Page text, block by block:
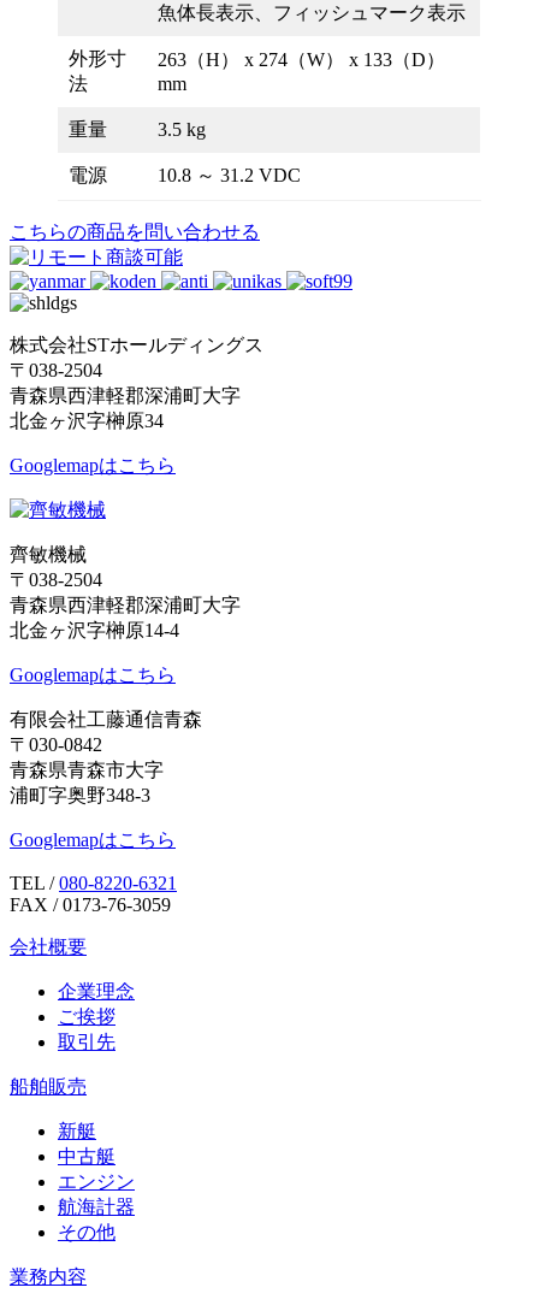
魚体長表示、フィッシュマーク表示
外形寸
法
263（H） x 274（W） x 133（D）
mm
重量 3.5 kg
電源 10.8 ～ 31.2 VDC
こちらの商品を問い合わせる
株式会社STホールディングス
〒038-2504
青森県西津軽郡深浦町大字
北金ヶ沢字榊原34
Googlemapはこちら
齊敏機械
〒038-2504
青森県西津軽郡深浦町大字
北金ヶ沢字榊原14-4
Googlemapはこちら
有限会社工藤通信青森
〒030-0842
青森県青森市大字
浦町字奥野348-3
Googlemapはこちら
TEL /080-8220-6321
FAX / 0173-76-3059
会社概要
企業理念
ご挨拶
取引先
船舶販売
新艇
中古艇
エンジン
航海計器
その他
業務内容